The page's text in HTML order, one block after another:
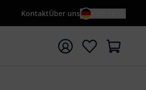
KontaktÜber uns
starten